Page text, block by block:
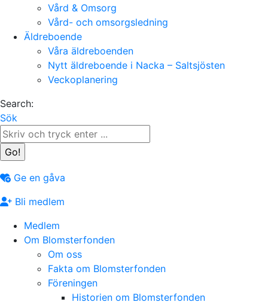
Vård & Omsorg
Vård- och omsorgsledning
Äldreboende
Våra äldreboenden
Nytt äldreboende i Nacka – Saltsjösten
Veckoplanering
Search:
Sök
Ge en gåva
Bli medlem
Medlem
Om Blomsterfonden
Om oss
Fakta om Blomsterfonden
Föreningen
Historien om Blomsterfonden